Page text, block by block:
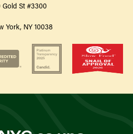
Gold St #3300
York, NY 10038